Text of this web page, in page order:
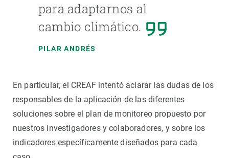
para adaptarnos al
cambio climático.
PILAR ANDRÉS
En particular, el CREAF intentó aclarar las dudas de los
responsables de la aplicación de las diferentes
soluciones sobre el plan de monitoreo propuesto por
nuestros investigadores y colaboradores, y sobre los
indicadores específicamente diseñados para cada